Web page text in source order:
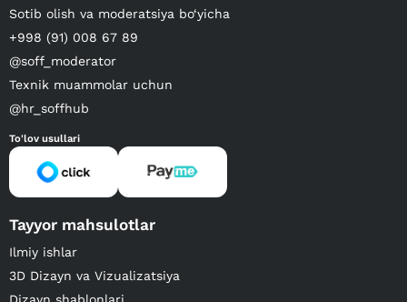
Sotib olish va moderatsiya bo‘yicha
+998 (91) 008 67 89
@soff_moderator
Texnik muammolar uchun
@hr_soffhub
To'lov usullari
Tayyor mahsulotlar
Ilmiy ishlar
3D Dizayn va Vizualizatsiya